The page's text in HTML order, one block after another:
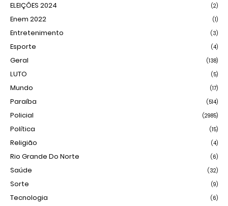
ELEIÇÕES 2024 (2)
Enem 2022 (1)
Entretenimento (3)
Esporte (4)
Geral (138)
LUTO (5)
Mundo (17)
Paraíba (514)
Policial (2985)
Política (15)
Religião (4)
Rio Grande Do Norte (6)
Saúde (32)
Sorte (9)
Tecnologia (6)